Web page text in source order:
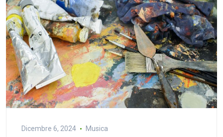
Dicembre 6, 2024 Musica